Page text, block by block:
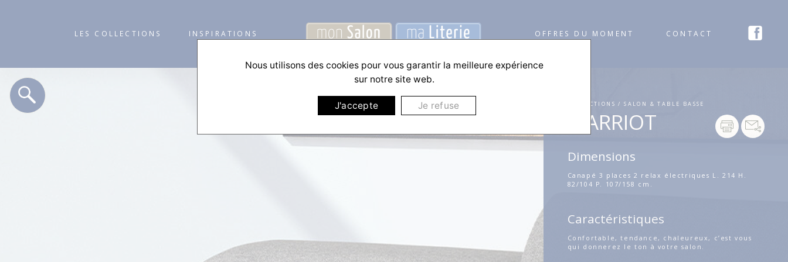
LES COLLECTIONS INSPIRATIONS OFFRES DU MOMENT CONTACT
COLLECTIONS / SALON & TABLE BASSE
MARRIOT
Dimensions
Canapé 3 places 2 relax électriques L. 214 H.
82/104 P. 107/158 cm.
Caractéristiques
Confortable, tendance, chaleureux, c’est vous
qui donnerez le ton à votre salon.
Nous utilisons des cookies pour vous garantir la meilleure expérience
sur notre site web.
J'accepte Je refuse